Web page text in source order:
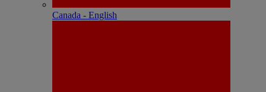
Canada - English